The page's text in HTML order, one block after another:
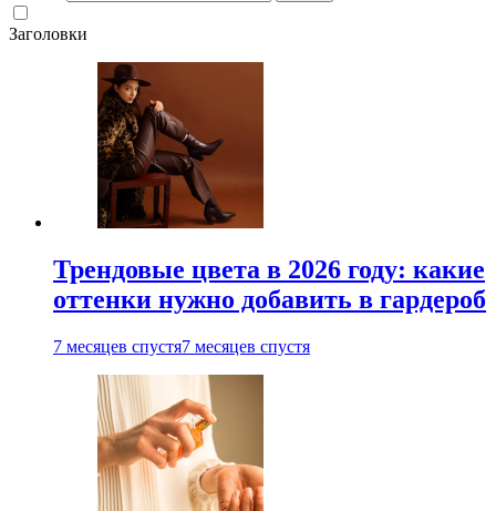
Заголовки
Трендовые цвета в 2026 году: какие
оттенки нужно добавить в гардероб
7 месяцев спустя7 месяцев спустя